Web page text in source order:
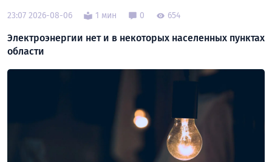
23:07 2026-08-06 1 мин 0 654
Электроэнергии нет и в некоторых населенных пунктах
области